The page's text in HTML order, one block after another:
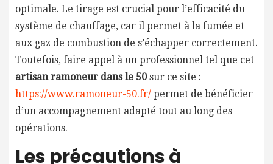
optimale. Le tirage est crucial pour l’efficacité du
système de chauffage, car il permet à la fumée et
aux gaz de combustion de s’échapper correctement.
Toutefois, faire appel à un professionnel tel que cet
artisan ramoneur dans le 50sur ce site :
https://www.ramoneur-50.fr/ permet de bénéficier
d’un accompagnement adapté tout au long des
opérations.
Les précautions à